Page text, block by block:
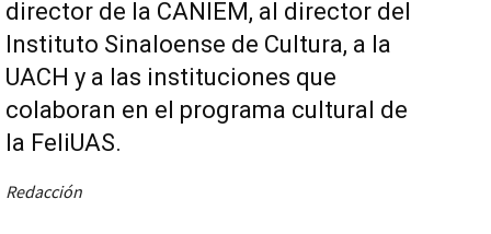
director de la CANIEM, al director del
Instituto Sinaloense de Cultura, a la
UACH y a las instituciones que
colaboran en el programa cultural de
la FeliUAS.
Redacción